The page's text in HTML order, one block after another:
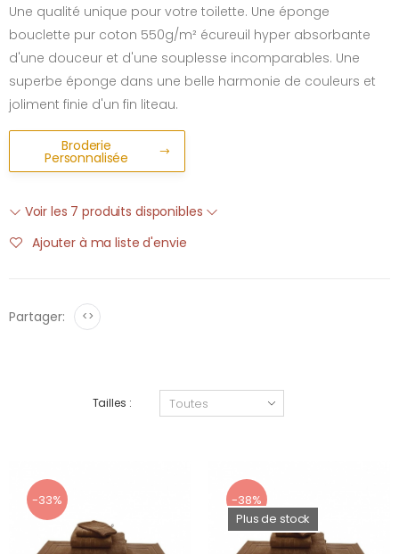
Une qualité unique pour votre toilette. Une éponge
bouclette pur coton 550g/m² écureuil hyper absorbante
d'une douceur et d'une souplesse incomparables. Une
superbe éponge dans une belle harmonie de couleurs et
joliment finie d'un fin liteau.
Broderie
Personnalisée
Voir les 7 produits disponibles
Ajouter à ma liste d'envie
Partager: <>
Tailles :
-33%
-38%
Plus de stock